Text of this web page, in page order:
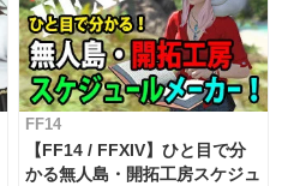
FF14
【FF14 / FFXIV】ひと目で分
かる無人島・開拓工房スケジュ